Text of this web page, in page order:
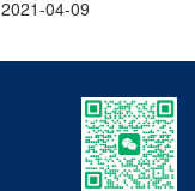
2021-04-09